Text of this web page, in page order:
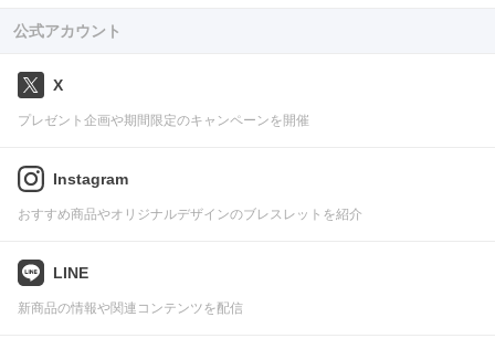
公式アカウント
X
プレゼント企画や期間限定のキャンペーンを開催
Instagram
おすすめ商品やオリジナルデザインのブレスレットを紹介
LINE
新商品の情報や関連コンテンツを配信